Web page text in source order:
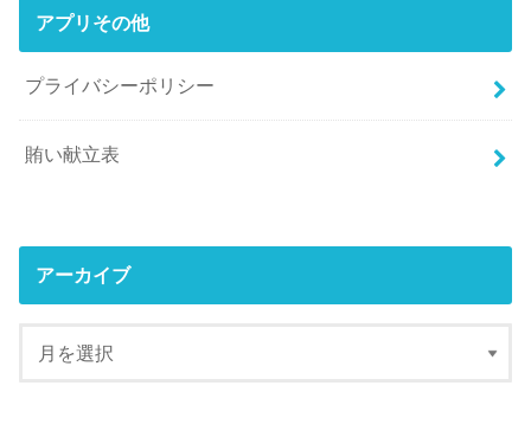
アプリその他
プライバシーポリシー
賄い献立表
アーカイブ